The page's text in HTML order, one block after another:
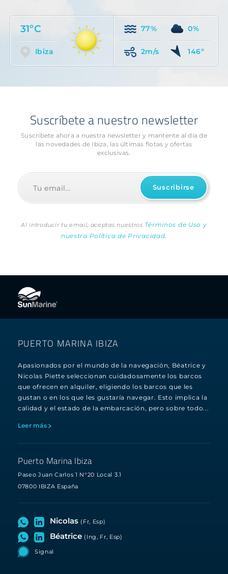
31ºC
Ibiza
77%
2m/s
0%
146º
Suscríbete a nuestro newsletter
Suscríbete ahora a nuestra newsletter y mantente al día de
las novedades de Ibiza, las últimas flotas y ofertas
exclusivas.
Al introducir tu email, aceptas nuestros Términos de Uso y
nuestra Política de Privacidad.
PUERTO MARINA IBIZA
Apasionados por el mundo de la navegación, Béatrice y
Nicolas Piette seleccionan cuidadosamente los barcos
que ofrecen en alquiler, eligiendo los barcos que les
gustan o en los que les gustaría navegar. Esto implica la
calidad y el estado de la embarcación, pero sobre todo...
Leer más
Puerto Marina Ibiza
Paseo Juan Carlos 1 N°20 Local 3.1
07800 IBIZA España
Nicolas (Fr, Esp)
Béatrice (Ing, Fr, Esp)
Signal